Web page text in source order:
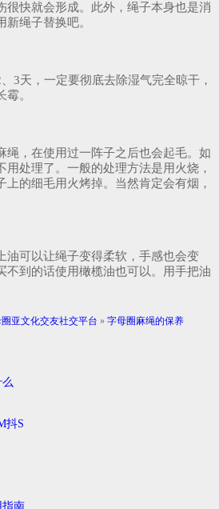
很快就会形成。此外，绳子本身也是消
绳子替换吧。
3天，一定要彻底去除湿气完全晾干，
。
绳，在使用过一阵子之后也会起毛。如
处理了。一般的处理方法是用火烧，
的细毛用火烤掉。当然肯定会有烟，
油可以让绳子变得柔软，手感也会变
不到的话使用橄榄油也可以。用手把油
亚文化交友社交平台 » 字母圈麻绳的保养
抖S
指南